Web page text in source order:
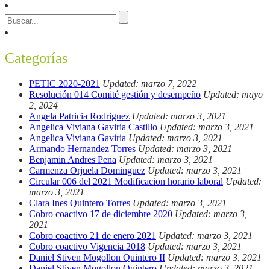
Categorías
PETIC 2020-2021 Updated: marzo 7, 2022
Resolución 014 Comité gestión y desempeño Updated: mayo
2, 2024
Angela Patricia Rodriguez Updated: marzo 3, 2021
Angelica Viviana Gaviria Castillo Updated: marzo 3, 2021
Angelica Viviana Gaviria Updated: marzo 3, 2021
Armando Hernandez Torres Updated: marzo 3, 2021
Benjamin Andres Pena Updated: marzo 3, 2021
Carmenza Orjuela Dominguez Updated: marzo 3, 2021
Circular 006 del 2021 Modificacion horario laboral Updated:
marzo 3, 2021
Clara Ines Quintero Torres Updated: marzo 3, 2021
Cobro coactivo 17 de diciembre 2020 Updated: marzo 3,
2021
Cobro coactivo 21 de enero 2021 Updated: marzo 3, 2021
Cobro coactivo Vigencia 2018 Updated: marzo 3, 2021
Daniel Stiven Mogollon Quintero II Updated: marzo 3, 2021